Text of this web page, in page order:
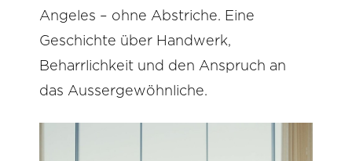
Angeles – ohne Abstriche. Eine
Geschichte über Handwerk,
Beharrlichkeit und den Anspruch an
das Aussergewöhnliche.